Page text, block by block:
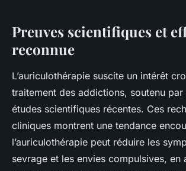
Preuves scientifiques et
reconnue
L’auriculothérapie suscite un intérêt
traitement des addictions, soutenu par
études scientifiques récentes. Ces
cliniques montrent une tendance
l’auriculothérapie peut réduire les
sevrage et les envies compulsives, en